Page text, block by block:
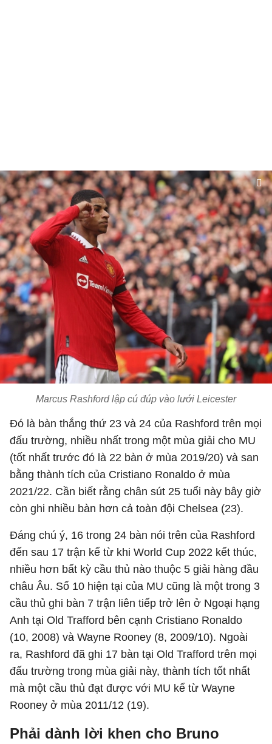
Marcus Rashford lập cú đúp vào lưới Leicester
Đó là bàn thắng thứ 23 và 24 của Rashford trên mọi
đấu trường, nhiều nhất trong một mùa giải cho MU
(tốt nhất trước đó là 22 bàn ở mùa 2019/20) và san
bằng thành tích của Cristiano Ronaldo ở mùa
2021/22. Cần biết rằng chân sút 25 tuổi này bây giờ
còn ghi nhiều bàn hơn cả toàn đội Chelsea (23).
Đáng chú ý, 16 trong 24 bàn nói trên của Rashford
đến sau 17 trận kể từ khi World Cup 2022 kết thúc,
nhiều hơn bất kỳ cầu thủ nào thuộc 5 giải hàng đầu
châu Âu. Số 10 hiện tại của MU cũng là một trong 3
cầu thủ ghi bàn 7 trận liên tiếp trở lên ở Ngoại hạng
Anh tại Old Trafford bên cạnh Cristiano Ronaldo
(10, 2008) và Wayne Rooney (8, 2009/10). Ngoài
ra, Rashford đã ghi 17 bàn tại Old Trafford trên mọi
đấu trường trong mùa giải này, thành tích tốt nhất
mà một cầu thủ đạt được với MU kể từ Wayne
Rooney ở mùa 2011/12 (19).
Phải dành lời khen cho Bruno